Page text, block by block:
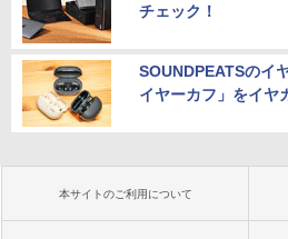
チェック！
SOUNDPEATSのイ
イヤーカフ」をイヤ
本サイトのご利用について